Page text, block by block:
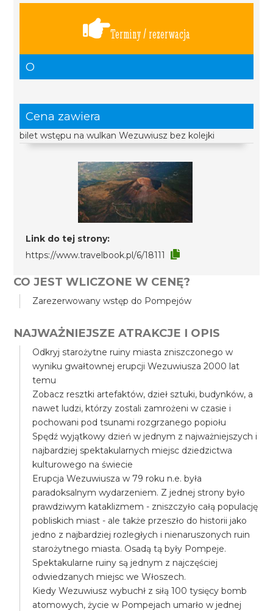
Terminy / rezerwacja
O
Cena zawiera
bilet wstępu na wulkan Wezuwiusz bez kolejki
Link do tej strony:
https://www.travelbook.pl/6/18111
CO JEST WLICZONE W CENĘ?
Zarezerwowany wstęp do Pompejów
NAJWAŻNIEJSZE ATRAKCJE I OPIS
Odkryj starożytne ruiny miasta zniszczonego w
wyniku gwałtownej erupcji Wezuwiusza 2000 lat
temu
Zobacz resztki artefaktów, dzieł sztuki, budynków, a
nawet ludzi, którzy zostali zamrożeni w czasie i
pochowani pod tsunami rozgrzanego popiołu
Spędź wyjątkowy dzień w jednym z najważniejszych i
najbardziej spektakularnych miejsc dziedzictwa
kulturowego na świecie
Erupcja Wezuwiusza w 79 roku n.e. była
paradoksalnym wydarzeniem. Z jednej strony było
prawdziwym kataklizmem - zniszczyło całą populację
pobliskich miast - ale także przeszło do historii jako
jedno z najbardziej rozległych i nienaruszonych ruin
starożytnego miasta. Osadą tą były Pompeje.
Spektakularne ruiny są jednym z najczęściej
odwiedzanych miejsc we Włoszech.
Kiedy Wezuwiusz wybuchł z siłą 100 tysięcy bomb
atomowych, życie w Pompejach umarło w jednej